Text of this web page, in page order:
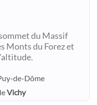
du Massif
Monts du Forez et
de-Dôme
Vichy